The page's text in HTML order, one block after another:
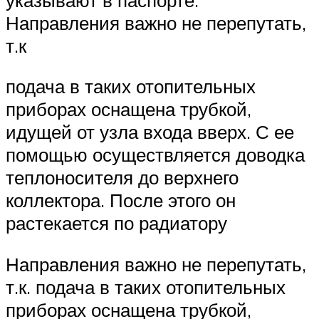
Направления важно не перепутать,
т.к
подача в таких отопительных
приборах оснащена трубкой,
идущей от узла входа вверх. С ее
помощью осуществляется доводка
теплоносителя до верхнего
коллектора. После этого он
растекается по радиатору
Направления важно не перепутать,
т.к. подача в таких отопительных
приборах оснащена трубкой,